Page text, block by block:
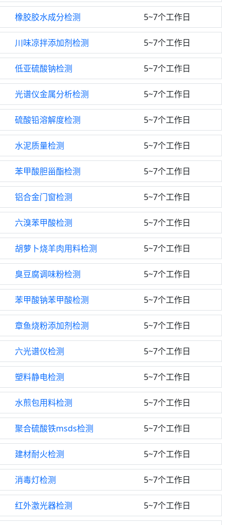
橡胶胶水成分检测 5~7个工作日
川味凉拌添加剂检测 5~7个工作日
低亚硫酸钠检测 5~7个工作日
光谱仪金属分析检测 5~7个工作日
硫酸铅溶解度检测 5~7个工作日
水泥质量检测 5~7个工作日
苯甲酸胆甾酯检测 5~7个工作日
铝合金门窗检测 5~7个工作日
六溴苯甲酸检测 5~7个工作日
胡萝卜烧羊肉用料检测 5~7个工作日
臭豆腐调味粉检测 5~7个工作日
苯甲酸钠苯甲酸检测 5~7个工作日
章鱼烧粉添加剂检测 5~7个工作日
六光谱仪检测 5~7个工作日
塑料静电检测 5~7个工作日
水煎包用料检测 5~7个工作日
聚合硫酸铁msds检测 5~7个工作日
建材耐火检测 5~7个工作日
消毒灯检测 5~7个工作日
红外激光器检测 5~7个工作日